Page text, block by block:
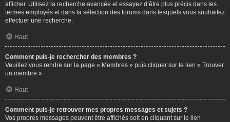
afficher. Utilisez la recherche avancée et essayez d’être plus précis dans les
termes employés et dans la sélection des forums dans lesquels vous souhaitez
effectuer une recherche.
Haut
Comment puis-je rechercher des membres ?
Veuillez vous rendre sur la page « Membres » puis cliquer sur le lien « Trouver
un membre ».
Haut
Comment puis-je retrouver mes propres messages et sujets ?
Vos propres messages peuvent être affichés soit en cliquant sur le lien